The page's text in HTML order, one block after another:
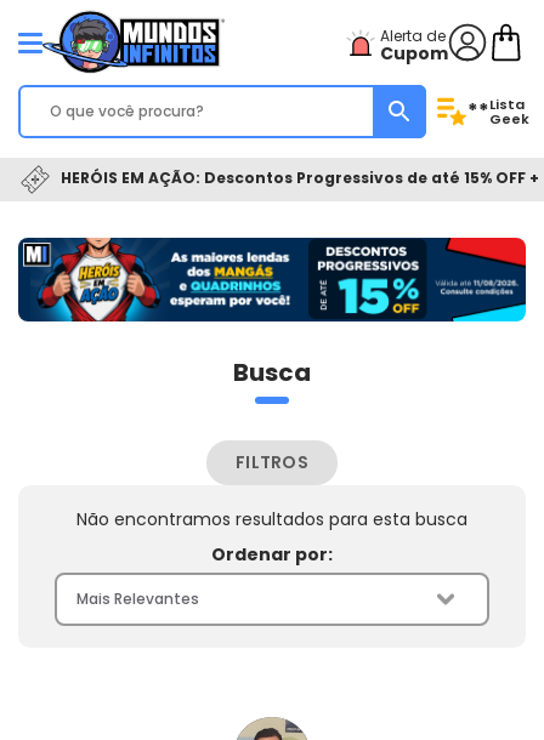
Alerta de
Cupom
**Lista
Geek
HERÓIS EM AÇÃO: Descontos Progressivos de até 15% OFF
Busca
FILTROS
Não encontramos resultados para esta busca
Ordenar por: